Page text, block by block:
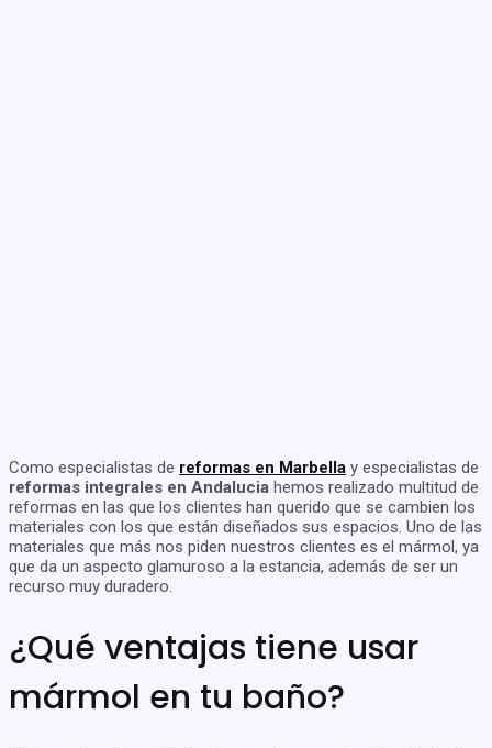
Como especialistas de reformas en Marbella y especialistas de
reformas integrales en Andalucia hemos realizado multitud de
reformas en las que los clientes han querido que se cambien los
materiales con los que están diseñados sus espacios. Uno de las
materiales que más nos piden nuestros clientes es el mármol, ya
que da un aspecto glamuroso a la estancia, además de ser un
recurso muy duradero.
¿Qué ventajas tiene usar
mármol en tu baño?